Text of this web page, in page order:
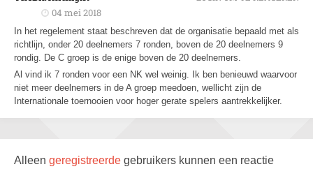
04 mei 2018
In het regelement staat beschreven dat de organisatie bepaald met als
richtlijn, onder 20 deelnemers 7 ronden, boven de 20 deelnemers 9
rondig. De C groep is de enige boven de 20 deelnemers.
Al vind ik 7 ronden voor een NK wel weinig. Ik ben benieuwd waarvoor
niet meer deelnemers in de A groep meedoen, wellicht zijn de
Internationale toernooien voor hoger gerate spelers aantrekkelijker.
Alleen geregistreerde gebruikers kunnen een reactie